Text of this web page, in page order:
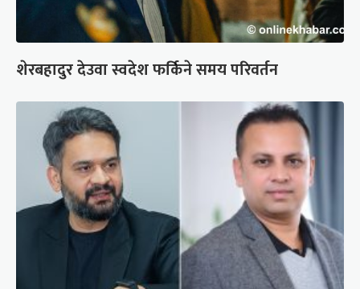
शेरबहादुर देउवा स्वदेश फर्किने समय परिवर्तन